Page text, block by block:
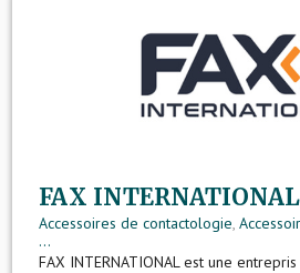
FAX INTERNATIONAL
Accessoires de contactologie,
...
FAX INTERNATIONAL est une